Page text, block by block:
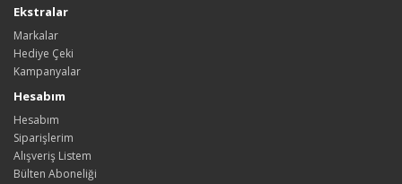
Ekstralar
Markalar
Hediye Çeki
Kampanyalar
Hesabım
Hesabım
Siparişlerim
Alışveriş Listem
Bülten Aboneliği